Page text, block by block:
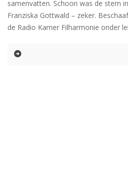
samenvatten. Schoon was de stem
Franziska Gottwald – zeker.
de Radio Kamer Filharmonie onder